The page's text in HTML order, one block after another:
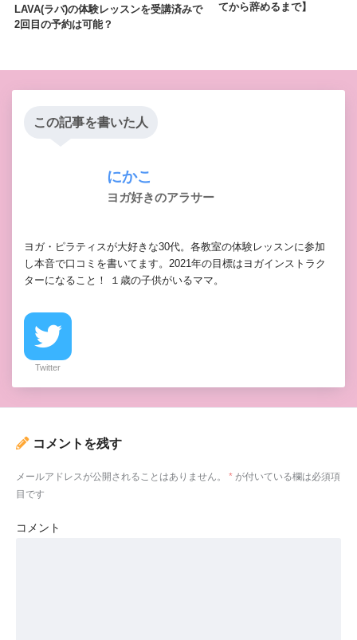
LAVA(ラバ)の体験レッスンを受講済みで
2回目の予約は可能？
てから辞めるまで】
この記事を書いた人
にかこ
ヨガ好きのアラサー
ヨガ・ピラティスが大好きな30代。各教室の体験レッスンに参加
し本音で口コミを書いてます。2021年の目標はヨガインストラク
ターになること！ １歳の子供がいるママ。
Twitter
コメントを残す
メールアドレスが公開されることはありません。 * が付いている欄は必須項
目です
コメント